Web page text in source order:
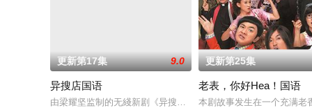
更新第17集 9.0
异搜店国语
由梁耀坚监制的无綫新剧《异搜店》，以3位年青演员陈晓华、
更新第25集
老表，你好Hea！国语
本剧故事发生在一个充满老